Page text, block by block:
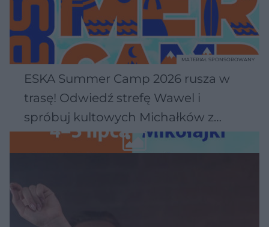
ESKA Summer Camp 2026 rusza w
trasę! Odwiedź strefę Wawel i
spróbuj kultowych Michałków z
Wawelu
MATERIAŁ SPONSOROWANY